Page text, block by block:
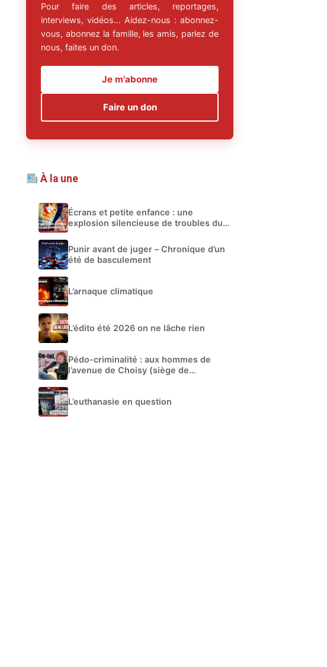
Pour faire des articles, reportages,
interviews, vidéos… Aidez-nous : abonnez-
vous, abonnez la famille, les amis, parlez de
nous, faites un don.
Je m'abonne
Faire un don
À la une
Écrans et petite enfance : une
explosion silencieuse de troubles du
Punir avant de juger – Chronique d’un
été de basculement
L’arnaque climatique
L’édito été 2026 on ne lâche rien
Pédo-criminalité : aux hommes de
l’avenue de Choisy (siège de
L’euthanasie en question